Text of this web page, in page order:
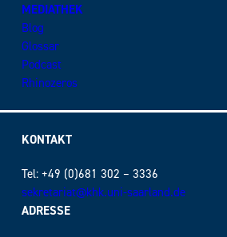
MEDIATHEK
Blog
Glossar
Podcast
Rhinozeros
KONTAKT
Tel: +49 (0)681 302 – 3336
sekretariat@khk.uni-saarland.de
ADRESSE